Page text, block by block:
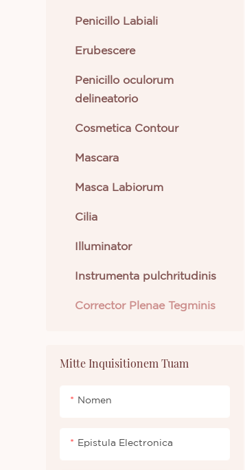
Cura Cutis
Cosmetica Corporis
Novi Adventus
Lipstick Liquidum
Penicillo Labiali
Erubescere
Penicillo oculorum
delineatorio
Cosmetica Contour
Mascara
Masca Labiorum
Cilia
Illuminator
Instrumenta pulchritudinis
Corrector Plenae Tegminis
Mitte Inquisitionem Tuam
Nomen
Epistula Electronica